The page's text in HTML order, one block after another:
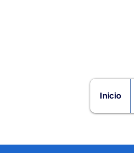
Inicio